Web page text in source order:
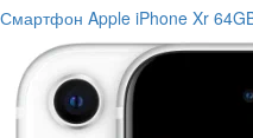
Смартфон Apple iPhone Xr